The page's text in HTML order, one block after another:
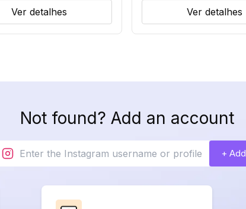
Ver detalhes Ver detalhes
Not found? Add an account
+ Add